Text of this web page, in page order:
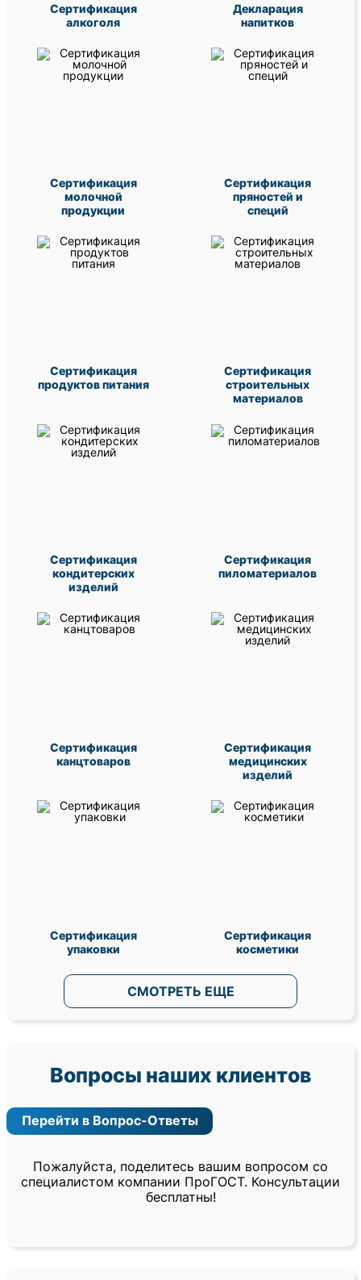
Сертификация
алкоголя
Декларация
напитков
Сертификация
молочной
продукции
Сертификация
пряностей и
специй
Сертификация
продуктов питания
Сертификация
строительных
материалов
Сертификация
кондитерских
изделий
Сертификация
пиломатериалов
Сертификация
канцтоваров
Сертификация
медицинских
изделий
Сертификация
упаковки
Сертификация
косметики
СМОТРЕТЬ ЕЩЕ
Вопросы наших клиентов
Перейти в Вопрос-Ответы
Пожалуйста, поделитесь вашим вопросом со
специалистом компании ПроГОСТ. Консультации
бесплатны!